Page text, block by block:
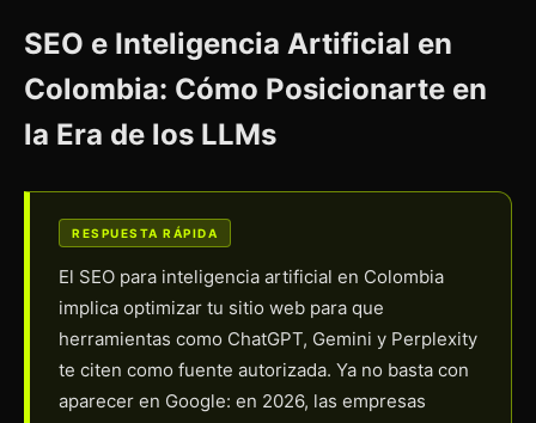
SEO e Inteligencia Artificial en
Colombia: Cómo Posicionarte en
la Era de los LLMs
RESPUESTA RÁPIDA
El SEO para inteligencia artificial en Colombia
implica optimizar tu sitio web para que
herramientas como ChatGPT, Gemini y Perplexity
te citen como fuente autorizada. Ya no basta con
aparecer en Google: en 2026, las empresas